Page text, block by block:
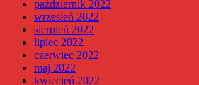
październik 2022
wrzesień 2022
sierpień 2022
lipiec 2022
czerwiec 2022
maj 2022
kwiecień 2022